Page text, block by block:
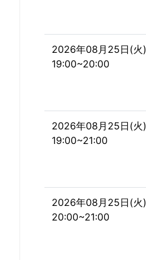
2026年08月25日(火)
19:00~20:00
2026年08月25日(火)
19:00~21:00
2026年08月25日(火)
20:00~21:00